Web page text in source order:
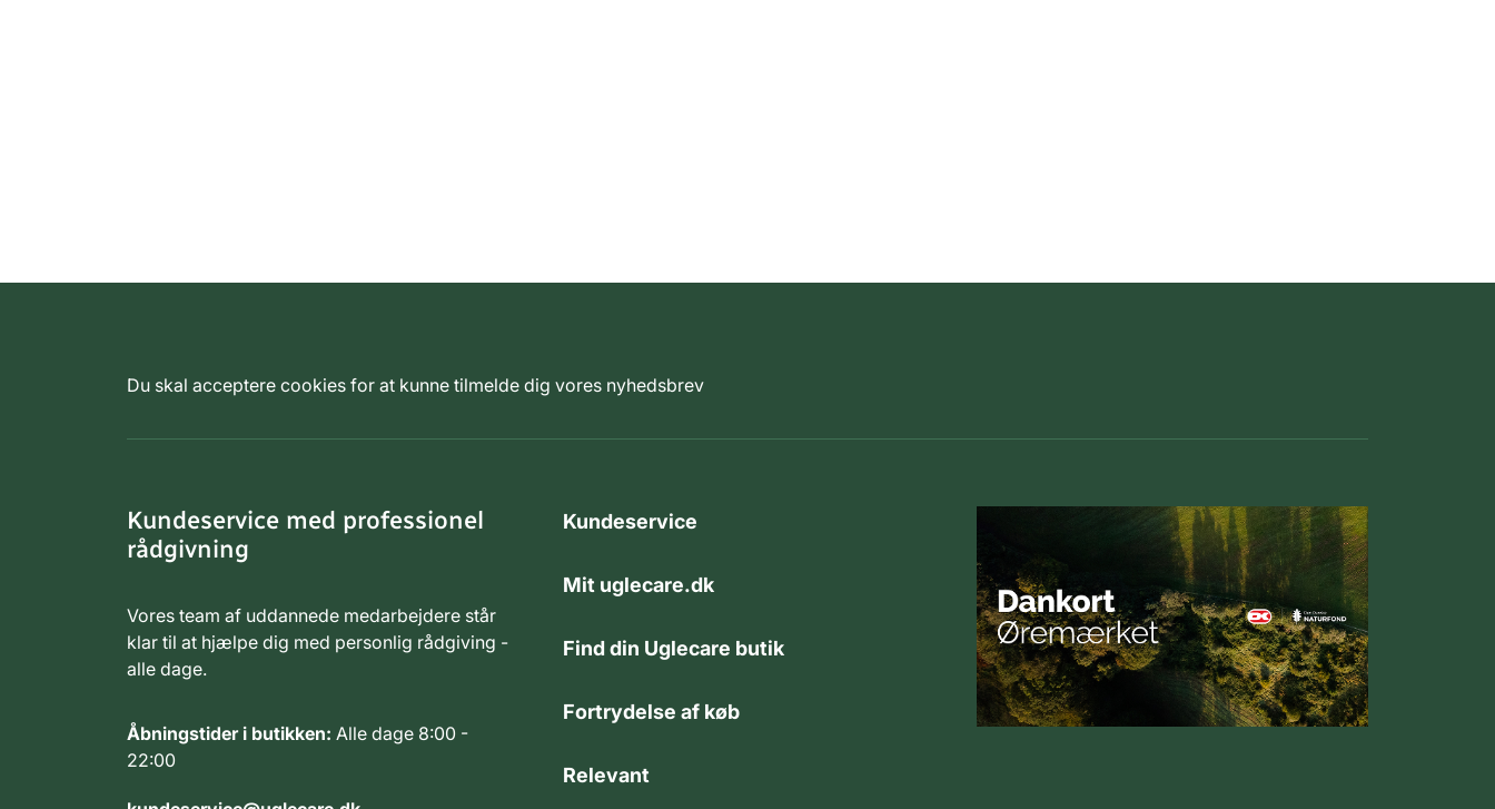
Du skal acceptere cookies for at kunne tilmelde dig vores nyhedsbrev
Kundeservice med professionel
rådgivning
Vores team af uddannede medarbejdere står
klar til at hjælpe dig med personlig rådgiving -
alle dage.
Åbningstider i butikken: Alle dage 8:00 -
22:00
Kundeservice
Mit uglecare.dk
Find din Uglecare butik
Fortrydelse af køb
Relevant